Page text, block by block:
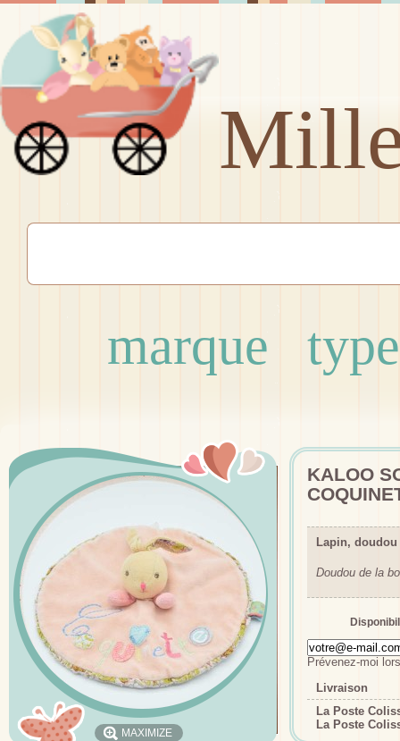
marque type
MAXIMIZE
KALOO
Lapin,
Doudou de la
Prévenez-moi
Livraison
La Poste
La Poste